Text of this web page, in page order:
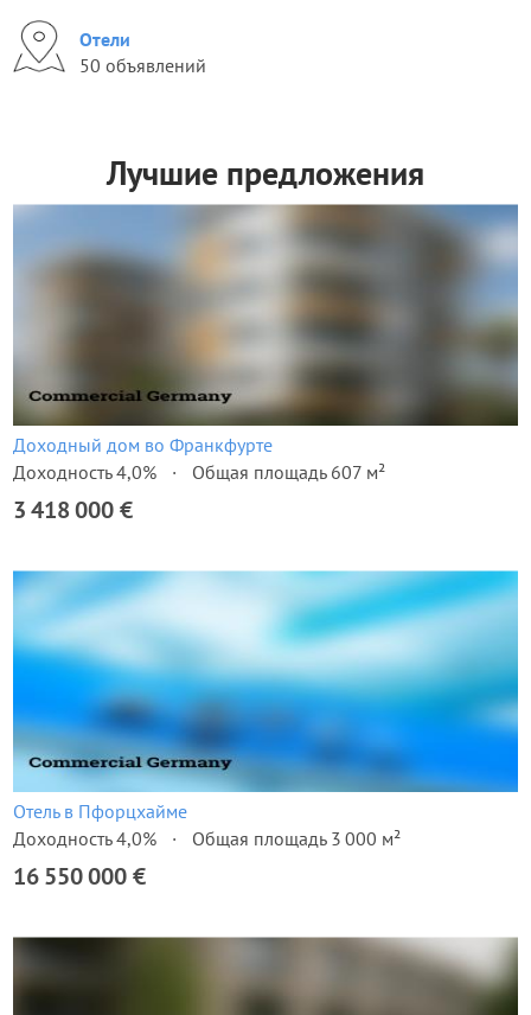
Отели
50 объявлений
Лучшие предложения
Доходный дом во Франкфурте
Доходность 4,0%
Общая площадь 607 м²
3 418 000 €
Отель в Пфорцхайме
Доходность 4,0%
Общая площадь 3 000 м²
16 550 000 €